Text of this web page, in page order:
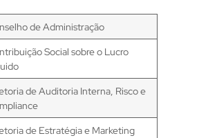
de Administração
Social sobre o Lucro
de Auditoria Interna, Risco e
de Estratégia e Marketing